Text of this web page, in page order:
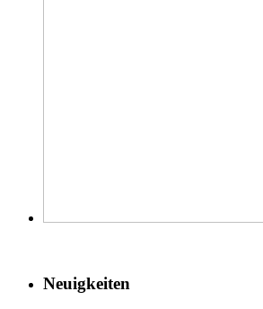
Neuigkeiten